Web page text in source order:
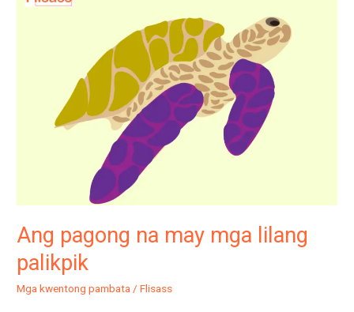
Ang pagong na may mga lilang
palikpik
Mga kwentong pambata /Flisass
pagong